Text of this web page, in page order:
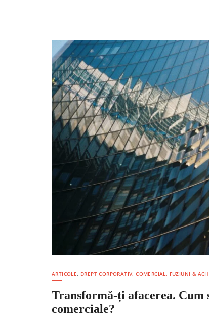
ARTICOLE DREPT CORPORATIV, COMERCIAL, FUZIUNI &
Transformă-ți afacerea.
comerciale?